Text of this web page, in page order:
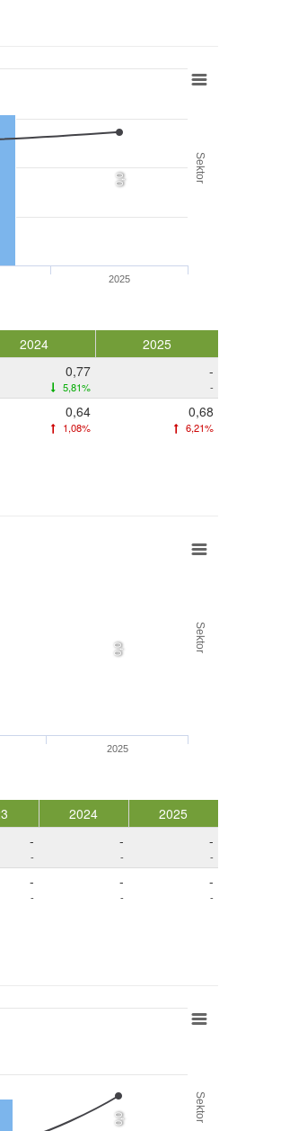
Sektor
0,0
2025
2024
2025
0,77
5,81%
-
-
0,64
1,08%
0,68
6,21%
Sektor
0,0
2025
2024
2025
-
-
-
-
-
-
-
-
-
-
-
-
Sektor
0,0